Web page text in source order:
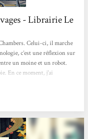
- Librairie Le
Celui-ci, il marche
c’est une réflexion sur
un moine et un robot.
En ce moment, j’ai